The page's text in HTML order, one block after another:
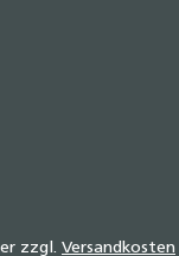
zzgl. Versandkosten